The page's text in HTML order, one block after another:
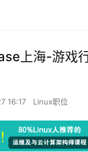
上海-游戏
16:17 Linux职位